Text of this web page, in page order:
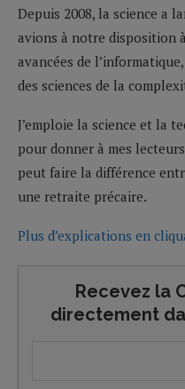
Depuis 2008, la science a
avions à notre disposition
avancées de
des sciences de la
J’emploie la science et la
pour donner à mes
peut faire la différence
une retraite précaire.
Plus d’explications en
Recevez la
directement